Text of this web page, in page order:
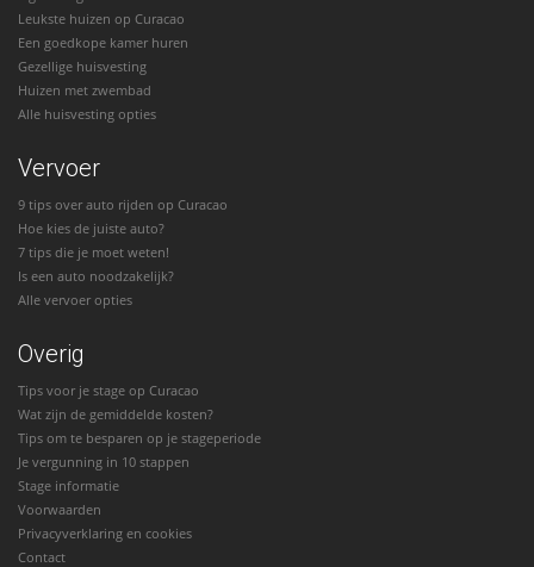
Leukste huizen op Curacao
Een goedkope kamer huren
Gezellige huisvesting
Huizen met zwembad
Alle huisvesting opties
Vervoer
9 tips over auto rijden op Curacao
Hoe kies de juiste auto?
7 tips die je moet weten!
Is een auto noodzakelijk?
Alle vervoer opties
Overig
Tips voor je stage op Curacao
Wat zijn de gemiddelde kosten?
Tips om te besparen op je stageperiode
Je vergunning in 10 stappen
Stage informatie
Voorwaarden
Privacyverklaring en cookies
Contact